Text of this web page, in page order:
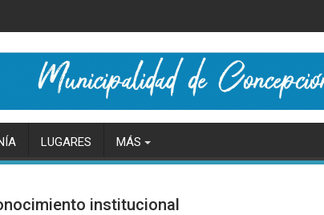
LUGARES MÁS
institucional